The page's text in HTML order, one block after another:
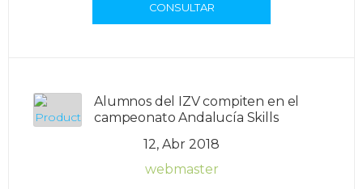
CONSULTAR
Alumnos del IZV compiten en el
campeonato Andalucía Skills
12, Abr 2018
webmaster